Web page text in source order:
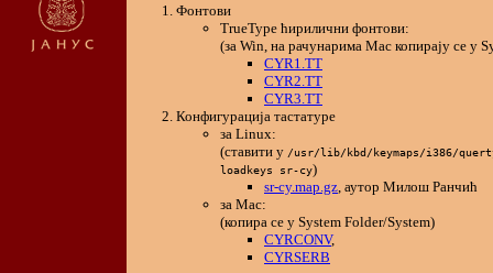
Фонтови
TrueType ћирилични фонтови:
(за Win, на рачунарима Mac копирају се у
CYR1.TT
CYR2.TT
CYR3.TT
Конфигурација тастатуре
за Linux:
(ставити у /usr/lib/kbd/keymaps/i386/
loadkeys sr-cy)
sr-cy.map.gz , аутор Милош Ранчић
за Mac:
(копира се у System Folder/System)
CYRCONV,
CYRSERB